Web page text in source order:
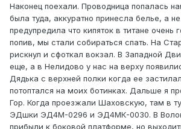
Наконец поехали. Проводница попалась
была туда, аккуратно принесла белье, а
предупредила что кипяток в титане очень
попив, мы стали собираться спать. На
рискнул и сфоткал вокзал. В Западной
еще, а в Нелидово у нас на верху
Дядька с верхней полки когда ее
потоптался на моих ботинках. Дальше я
Гор. Когда проезжали Шаховскую, там в
ЭДшки ЭД4М-0296 и ЭД4МК-0030. В
прибыли к боковой платформе, но